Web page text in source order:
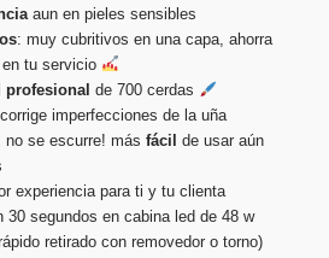
aun en pieles sensibles
: muy cubritivos en una capa, ahorra
en tu servicio
profesional de 700 cerdas
imperfecciones de la uña
no se escurre! más fácil de usar aún
experiencia para ti y tu clienta
30 segundos en cabina led de 48 w
retirado con removedor o torno)